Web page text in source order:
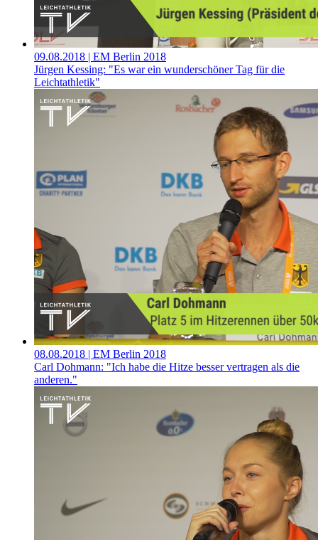
09.08.2018 | EM Berlin 2018
Jürgen Kessing: "Es war ein wunderschöner Tag für die
Leichtathletik"
08.08.2018 | EM Berlin 2018
Carl Dohmann: "Ich habe die Hitze besser vertragen als die
anderen."